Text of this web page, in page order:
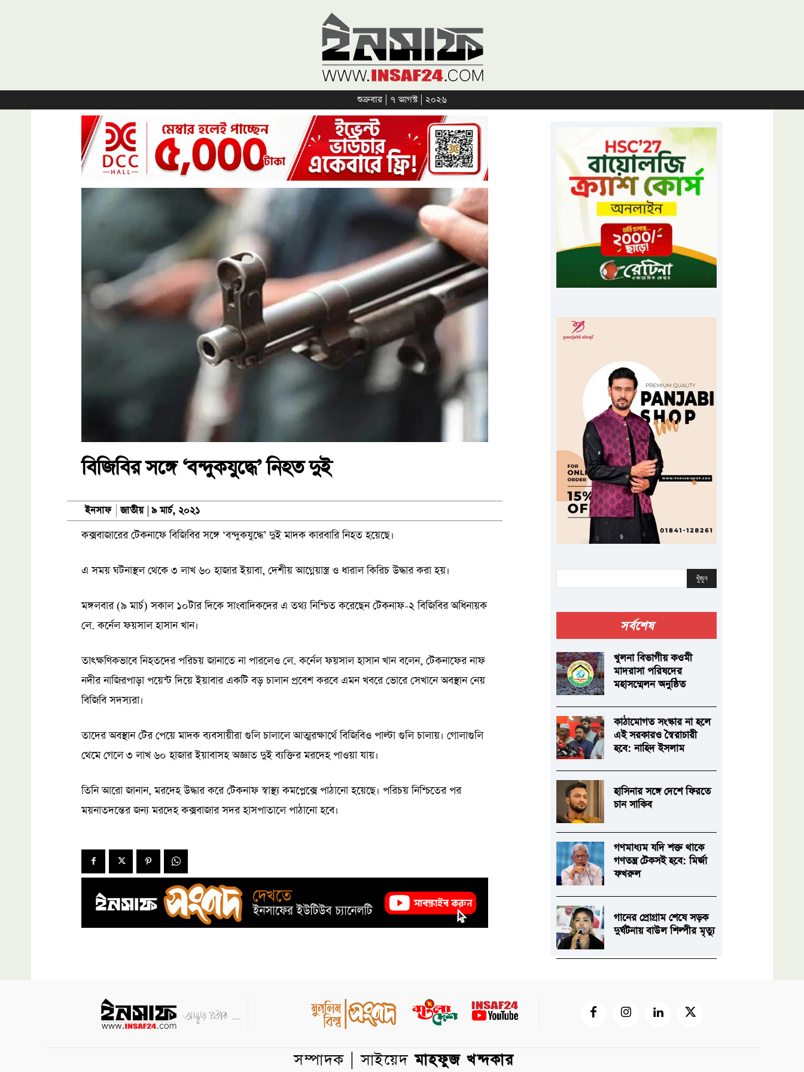
শুক্রবার | ৭ আগস্ট | ২০২৬
বিজিবির সঙ্গে ‘বন্দুকযুদ্ধে’ নিহত দুই
ইনসাফ জাতীয় ৯ মার্চ, ২০২১
কক্সবাজারের টেকনাফে বিজিবির সঙ্গে ‘বন্দুকযুদ্ধে’ দুই মাদক কারবারি নিহত হয়েছে।
এ সময় ঘটনাস্থল থেকে ৩ লাখ ৬০ হাজার ইয়াবা, দেশীয় আগ্নেয়াস্ত্র ও ধারাল কিরিচ উদ্ধার করা হয়।
মঙ্গলবার (৯ মার্চ) সকাল ১০টার দিকে সাংবাদিকদের এ তথ্য নিশ্চিত করেছেন টেকনাফ-২ বিজিবির অধিনায়ক
লে. কর্নেল ফয়সাল হাসান খান।
তাৎক্ষণিকভাবে নিহতদের পরিচয় জানাতে না পারলেও লে. কর্নেল ফয়সাল হাসান খান বলেন, টেকনাফের নাফ
নদীর নাজিরপাড়া পয়েন্ট দিয়ে ইয়াবার একটি বড় চালান প্রবেশ করবে এমন খবরে ভোরে সেখানে অবস্থান নেয়
বিজিবি সদস্যরা।
তাদের অবস্থান টের পেয়ে মাদক ব্যবসায়ীরা গুলি চালালে আত্মরক্ষার্থে বিজিবিও পাল্টা গুলি চালায়। গোলাগুলি
থেমে গেলে ৩ লাখ ৬০ হাজার ইয়াবাসহ অজ্ঞাত দুই ব্যক্তির মরদেহ পাওয়া যায়।
তিনি আরো জানান, মরদেহ উদ্ধার করে টেকনাফ স্বাস্থ্য কমপ্লেক্সে পাঠানো হয়েছে। পরিচয় নিশ্চিতের পর
ময়নাতদন্তের জন্য মরদেহ কক্সবাজার সদর হাসপাতালে পাঠানো হবে।
খুঁজুন
সর্বশেষ
খুলনা বিভাগীয় কওমী
মাদরাসা পরিষদের
মহাসম্মেলন অনুষ্ঠিত
কাঠামোগত সংস্কার না হলে
এই সরকারও স্বৈরাচারী
হবে: নাহিদ ইসলাম
হাসিনার সঙ্গে দেশে ফিরতে
চান সাকিব
গণমাধ্যম যদি শক্ত থাকে
গণতন্ত্র টেকসই হবে: মির্জা
ফখরুল
গানের প্রোগ্রাম শেষে সড়ক
দুর্ঘটনায় বাউল শিল্পীর মৃত্যু
সম্পাদক | সাইয়েদমাহফুজ খন্দকার